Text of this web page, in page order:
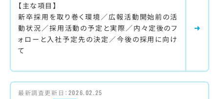
【主な項目】
新卒採用を取り巻く環境／広報活動開始前の活
動状況／採用活動の予定と実際／内々定後のフ
ォローと入社予定先の決定／今後の採用に向け
て
最新調査更新日： 2026.02.25